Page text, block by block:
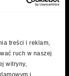
treści i reklam,
ruch w naszej
witryny,
i